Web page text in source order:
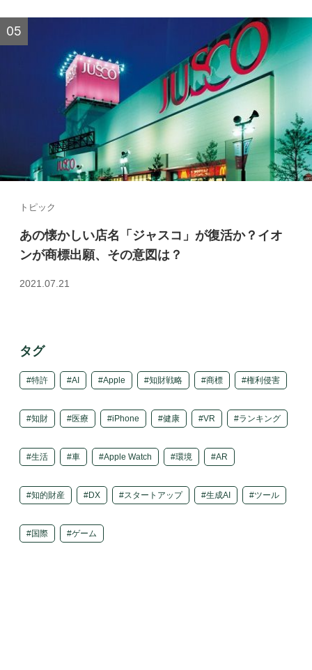
トピック
あの懐かしい店名「ジャスコ」が復活か？イオ
ンが商標出願、その意図は？
2021.07.21
タグ
特許 AI Apple 知財戦略 商標 権利侵害
知財 医療 iPhone 健康 VR ランキング
生活 車 Apple Watch 環境 AR
知的財産 DX スタートアップ 生成AI ツール
国際 ゲーム